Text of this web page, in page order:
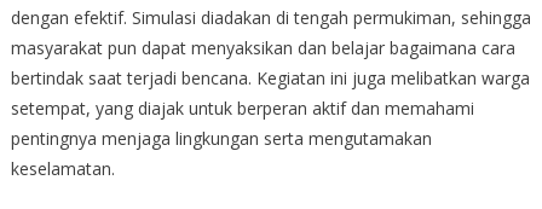
dengan efektif. Simulasi diadakan di tengah permukiman, sehingga
masyarakat pun dapat menyaksikan dan belajar bagaimana cara
bertindak saat terjadi bencana. Kegiatan ini juga melibatkan warga
setempat, yang diajak untuk berperan aktif dan memahami
pentingnya menjaga lingkungan serta mengutamakan
keselamatan.